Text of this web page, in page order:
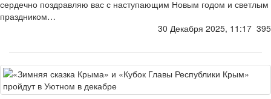
сердечно поздравляю вас с наступающим Новым годом и светлым
праздником…
30 Декабря 2025, 11:17 395